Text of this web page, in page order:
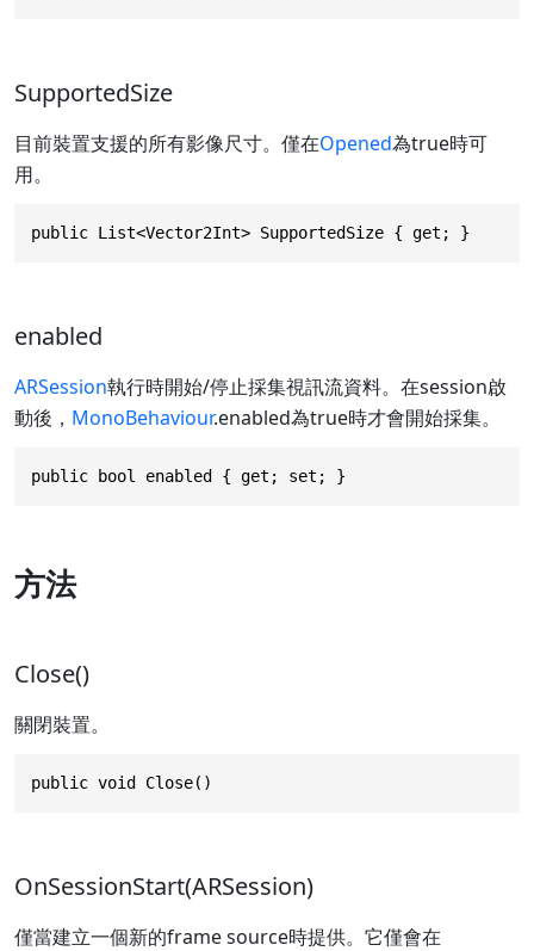
SupportedSize
目前裝置支援的所有影像尺寸。僅在Opened為true時可
用。
public List<Vector2Int> SupportedSize { get; }
enabled
ARSession執行時開始/停止採集視訊流資料。在session啟
動後， MonoBehaviour.enabled為true時才會開始採集。
public bool enabled { get; set; }
方法
Close()
關閉裝置。
public void Close()
OnSessionStart(ARSession)
僅當建立一個新的frame source時提供。它僅會在